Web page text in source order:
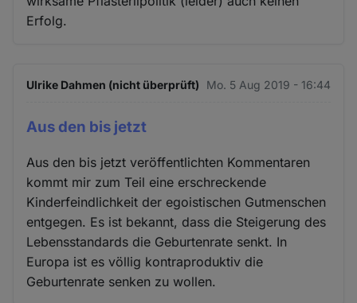
Erfolg.
Ulrike Dahmen (nicht überprüft) Mo. 5 Aug 2019 - 16:44
Aus den bis jetzt
Aus den bis jetzt veröffentlichten Kommentaren
kommt mir zum Teil eine erschreckende
Kinderfeindlichkeit der egoistischen Gutmenschen
entgegen. Es ist bekannt, dass die Steigerung des
Lebensstandards die Geburtenrate senkt. In
Europa ist es völlig kontraproduktiv die
Geburtenrate senken zu wollen.